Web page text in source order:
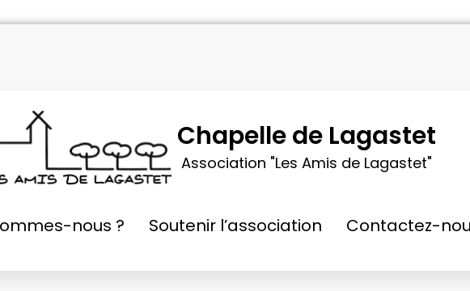
Chapelle de Lagastet
Association "Les Amis de Lagastet"
nous ? Soutenir l’association Contactez-